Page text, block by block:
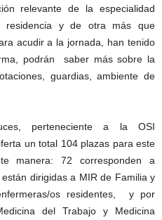
relevante de la especialidad
residencia y de otra más que
acudir a la jornada, han tenido
podrán saber más sobre la
guardias, ambiente de
perteneciente a la OSI
un total 104 plazas para este
manera: 72 corresponden a
dirigidas a MIR de Familia y
os residentes, y por
del Trabajo y Medicina